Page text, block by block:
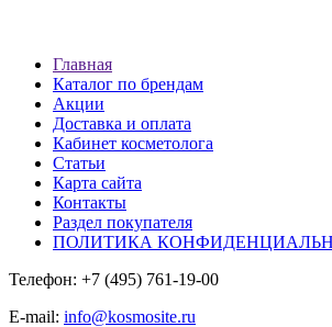
Главная
Каталог по брендам
Акции
Доставка и оплата
Кабинет косметолога
Статьи
Карта сайта
Контакты
Раздел покупателя
ПОЛИТИКА
Телефон: +7 (495) 761-19-00
E-mail: info@kosmosite.ru